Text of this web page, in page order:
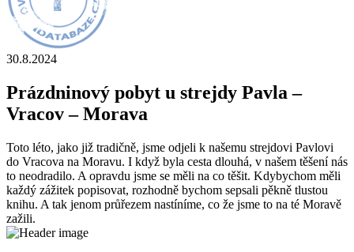
30.8.2024
Prázdninový pobyt u strejdy Pavla –
Vracov – Morava
Toto léto, jako již tradičně, jsme odjeli k našemu strejdovi Pavlovi
do Vracova na Moravu. I když byla cesta dlouhá, v našem těšení nás
to neodradilo. A opravdu jsme se měli na co těšit. Kdybychom měli
každý zážitek popisovat, rozhodně bychom sepsali pěkně tlustou
knihu. A tak jenom průřezem nastíníme, co že jsme to na té Moravě
zažili.